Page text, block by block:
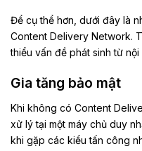
Để cụ thể hơn, dưới đây là
Content Delivery Network.
thiểu vấn đề phát sinh từ
Gia tăng bảo mật
Khi không có Content
xử lý tại một máy chủ duy
khi gặp các kiểu tấn công